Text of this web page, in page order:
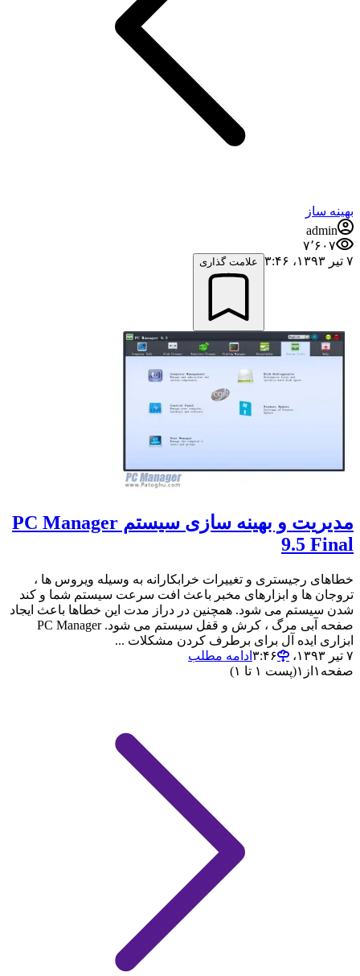
بهینه ساز
admin
۷٬۶۰۷
۷ تیر ۱۳۹۳،‏ ۳:۴۶
علامت گذاری
مدیریت و بهینه سازی سیستم PC Manager
9.5 Final
خطاهای رجیستری و تغییرات خرابکارانه به وسیله ویروس ها ،
تروجان ها و ابزارهای مخبر باعث افت سرعت سیستم شما و کند
شدن سیستم می شود. همچنین در دراز مدت این خطاها باعث ایجاد
صفحه آبی مرگ ، کرش و قفل سیستم می شود. PC Manager
ابزاری ایده آل برای برطرف کردن مشکلات ...
۷ تیر ۱۳۹۳،‏ ۳:۴۶
ادامه مطلب
صفحه ۱ از ۱(پست ۱ تا ۱)